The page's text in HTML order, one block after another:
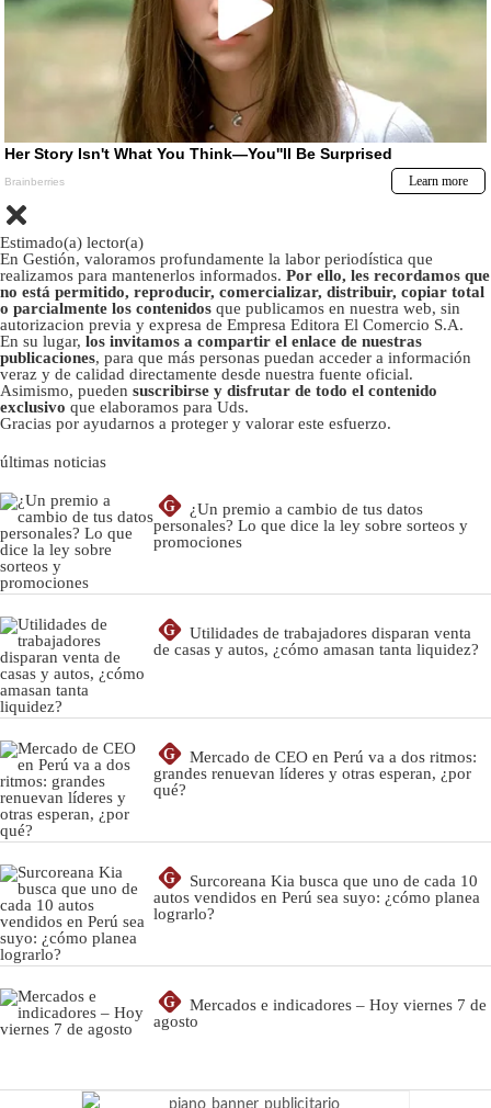
Estimado(a) lector(a)
En Gestión, valoramos profundamente la labor periodística que
realizamos para mantenerlos informados. Por ello, les recordamos que
no está permitido, reproducir, comercializar, distribuir, copiar total
o parcialmente los contenidos que publicamos en nuestra web, sin
autorizacion previa y expresa de Empresa Editora El Comercio S.A.
En su lugar, los invitamos a compartir el enlace de nuestras
publicaciones, para que más personas puedan acceder a información
veraz y de calidad directamente desde nuestra fuente oficial.
Asimismo, pueden suscribirse y disfrutar de todo el contenido
exclusivo que elaboramos para Uds.
Gracias por ayudarnos a proteger y valorar este esfuerzo.
últimas noticias
G
¿Un premio a cambio de tus datos
personales? Lo que dice la ley sobre sorteos y
promociones
G
Utilidades de trabajadores disparan venta
de casas y autos, ¿cómo amasan tanta liquidez?
G
Mercado de CEO en Perú va a dos ritmos:
grandes renuevan líderes y otras esperan, ¿por
qué?
G
Surcoreana Kia busca que uno de cada 10
autos vendidos en Perú sea suyo: ¿cómo planea
lograrlo?
G
Mercados e indicadores – Hoy viernes 7 de
agosto